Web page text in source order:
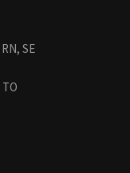
RN, SE
TO